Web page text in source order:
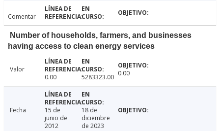
Comentar
Number of households, farmers, and businesses
having access to clean energy services
Valor
0.00
5283323.00 0.00
Fecha
15 de
junio de
2012
18 de
diciembre
de 2023